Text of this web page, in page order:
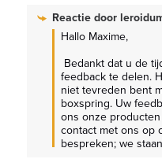
Reactie door
Hallo Maxime,
feedback te delen.
niet tevreden bent
boxspring. Uw
ons onze
contact met ons op
bespreken; we